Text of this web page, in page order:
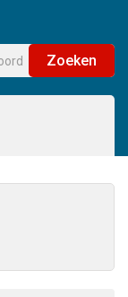
Zoeken